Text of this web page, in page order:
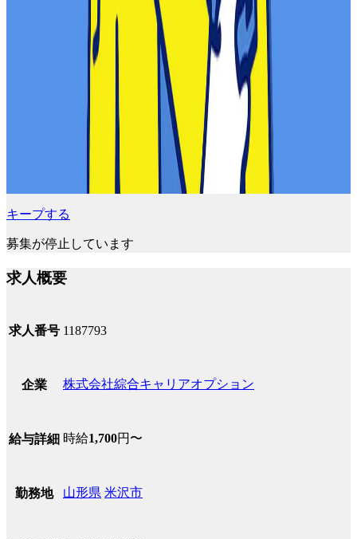
キープする
募集が停止しています
求人概要
求人番号 1187793
企業 株式会社綜合キャリアオプション
給与詳細 時給1,700円〜
勤務地 山形県 米沢市